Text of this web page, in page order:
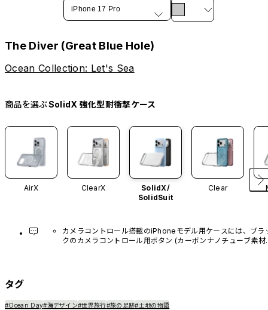
iPhone 17 Pro
The Diver (Great Blue Hole)
Ocean Collection: Let's Sea
商品を選ぶSolidX 強化型耐衝撃ケース
AirX ClearX
SolidX/
SolidSuit
Clear
カメラコントロール搭載のiPhoneモデル用ケースには、ブラ
クのカメラコントロール用ボタン (カーボンナノチューブ素材)
タグ
#Ocean Day#海デザイン#世界旅行#旅の足跡#土地の物語